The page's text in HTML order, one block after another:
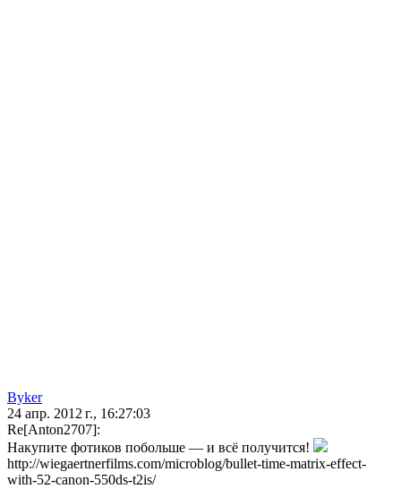
Byker
24 апр. 2012 г., 16:27:03
Re[Anton2707]:
Накупите фотиков побольше — и всё получится!
http://wiegaertnerfilms.com/microblog/bullet-time-matrix-effect-
with-52-canon-550ds-t2is/